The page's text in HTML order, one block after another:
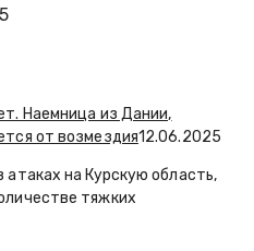
Наемница из Дании,
от возмездия12.06.2025
атаках на Курскую область,
тяжких